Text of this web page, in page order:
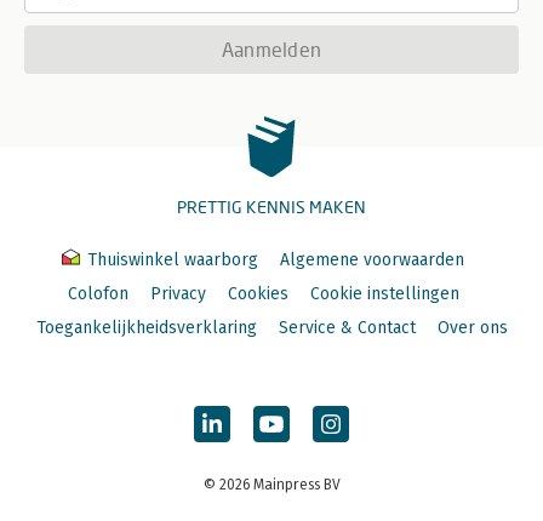
Aanmelden
PRETTIG KENNIS MAKEN
Thuiswinkel waarborg
Algemene voorwaarden
Colofon
Privacy Cookies
Cookie instellingen
Toegankelijkheidsverklaring
Service & Contact Over ons
© 2026 Mainpress BV